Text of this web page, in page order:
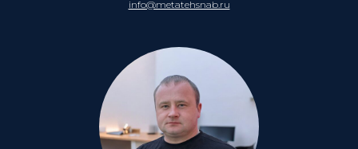
info@metatehsnab.ru